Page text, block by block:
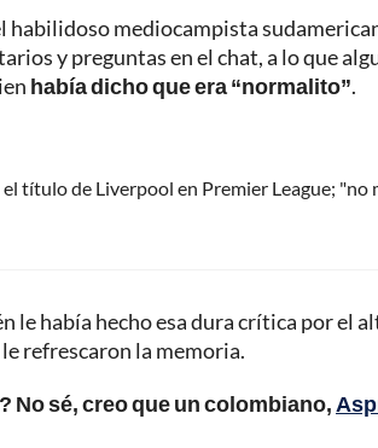
mediocampista
y preguntas en el chat, a lo que
había dicho que era “normalito”.
título de Liverpool en Premier League; "no
le había hecho esa dura crítica por el
refrescaron la memoria.
No sé, creo que un colombiano,